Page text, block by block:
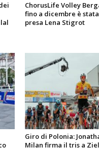
ChorusLife Volley
fino a dicembre è stata
presa Lena Stigrot
Giro di Polonia:
Milan firma il tris a